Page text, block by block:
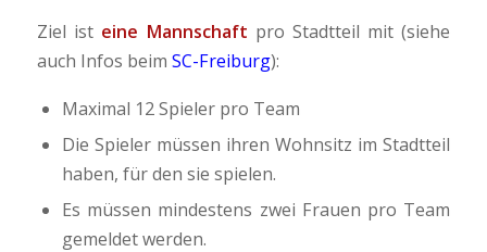
Ziel ist eine Mannschaft pro Stadtteil mit (siehe
auch Infos beim SC-Freiburg):
Maximal 12 Spieler pro Team
Die Spieler müssen ihren Wohnsitz im Stadtteil
haben, für den sie spielen.
Es müssen mindestens zwei Frauen pro Team
gemeldet werden.